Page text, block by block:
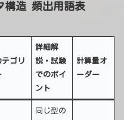
構造 頻出用語表
テゴリ
詳細解
説・試験
でのポイ
ント
計算量オ
ーダー
同じ型の